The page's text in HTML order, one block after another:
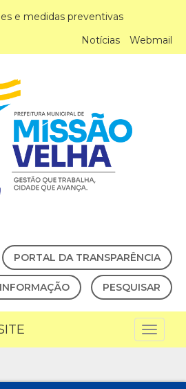
e medidas preventivas
Notícias
Webmail
PORTAL DA TRANSPARÊNCIA
PESQUISAR